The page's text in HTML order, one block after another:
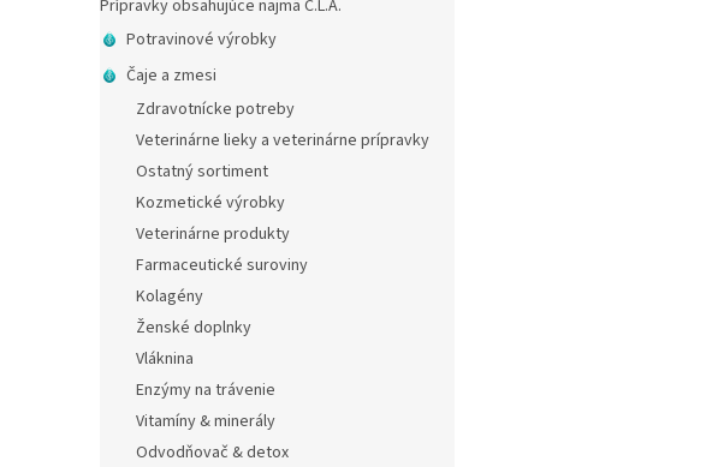
Prípravky obsahujúce najmä C.L.A.
Potravinové výrobky
Čaje a zmesi
Zdravotnícke potreby
Veterinárne lieky a veterinárne prípravky
Ostatný sortiment
Kozmetické výrobky
Veterinárne produkty
Farmaceutické suroviny
Kolagény
Ženské doplnky
Vláknina
Enzýmy na trávenie
Vitamíny & minerály
Odvodňovač & detox